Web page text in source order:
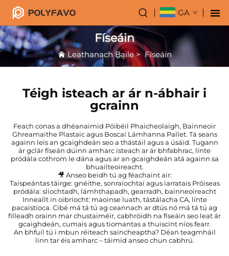
GA
Físeáin
Leathanach Baile>Físeáin
Téigh isteach ar ár n-ábhair i
gcrainn
Feach conas a dhéanaimid Póibéil Phaicheolaigh, Bainneoir
Ghreamaithe Plastaic agus Boscaí Lámhanna Pallet. Tá seans
againn leis an gcaighdeán seo a thástáil agus a úsáid. Tugann
ár gclár físeán dúinn amharc isteach ar ár bhfabhrac, línte
pródála cothrom le dána agus ar an gcaighdeán atá againn sa
bhuailteoireacht.
🎥 Anseo beidh tú ag féachaint air:
Taispeántas táirge: gnéithe, sonraíochtaí agus iarratais Próiseas
pródála: sliochtadh, lámhthapadh, gearradh, bainneoireacht
Inneallt in oibríocht: maoinse luath, tástálacha CA, línte
pacaistíoca. Cibé má tá tú ag ceannach ar dtús nó má tá tú ag
filleadh orainn mar chustaiméir, cabhróidh na físeáin seo leat ár
gcaighdeán, cumais agus tiomantas a thuiscint níos fearr.
An bhfuil tú i mbun réiteach saincheaptha? Déan teagmháil
linn tar éis amharc – táimid anseo chun cabhrú.